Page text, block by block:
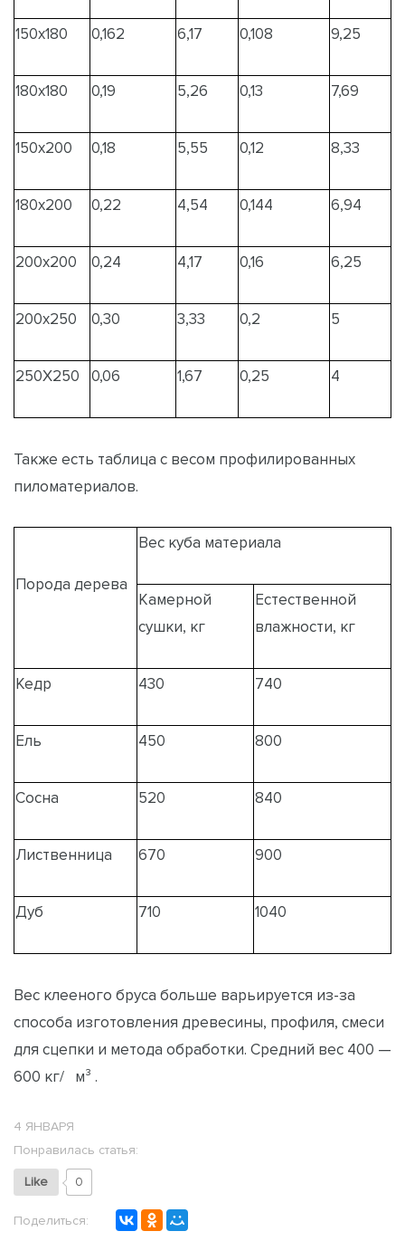
150х180 0,162 6,17 0,108 9,25
180х180 0,19 5,26 0,13 7,69
150х200 0,18 5,55 0,12 8,33
180х200 0,22 4,54 0,144 6,94
200х200 0,24 4,17 0,16 6,25
200х250 0,30 3,33 0,2 5
250Х250 0,06 1,67 0,25 4
Также есть таблица с весом профилированных
пиломатериалов.
Порода дерева
Вес куба материала
Камерной
сушки, кг
Естественной
влажности, кг
Кедр 430 740
Ель 450 800
Сосна 520 840
Лиственница 670 900
Дуб 710 1040
Вес клееного бруса больше варьируется из-за
способа изготовления древесины, профиля, смеси
для сцепки и метода обработки. Средний вес 400 —
600 кг/ м³ .
4 ЯНВАРЯ
Понравилась статья:
Like 0
Поделиться: